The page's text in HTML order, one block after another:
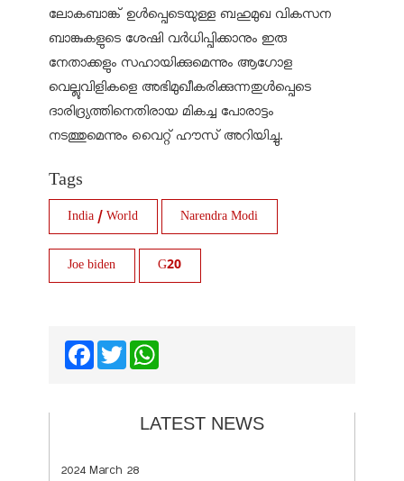
ലോകബാങ്ക് ഉള്‍പ്പെടെയുള്ള ബഹുമുഖ വികസന
ബാങ്കുകളുടെ ശേഷി വര്‍ധിപ്പിക്കാനും ഇരു
നേതാക്കളും സഹായിക്കുമെന്നും ആഗോള
വെല്ലുവിളികളെ അഭിമുഖീകരിക്കുന്നതുള്‍പ്പെടെ
ദാരിദ്ര്യത്തിനെതിരായ മികച്ച പോരാട്ടം
നടത്തുമെന്നും വൈറ്റ് ഹൗസ് അറിയിച്ചു.
Tags
India / World Narendra Modi
Joe biden G20
FacebookTwitter
LATEST NEWS
2024 March 28